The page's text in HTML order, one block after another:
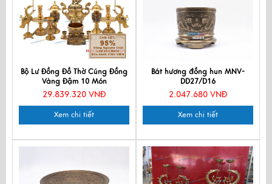
Bộ Lư Đồng Đồ Thờ Cúng Đồng
Vàng Đậm 10 Món
29.839.320 VNĐ
Xem chi tiết
Bát hương đồng hun MNV-
DD27/D16
2.047.680 VNĐ
Xem chi tiết